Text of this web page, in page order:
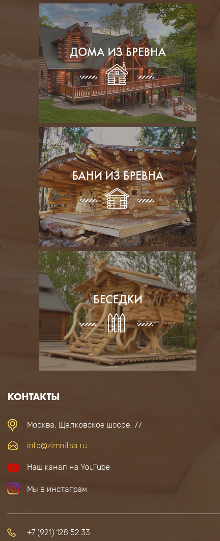
ДОМА ИЗ БРЕВНА
БАНИ ИЗ БРЕВНА
БЕСЕДКИ
КОНТАКТЫ
Москва, Щелковское шоссе, 77
info@zimnitsa.ru
Наш канал на YouTube
Мы в инстаграм
+7 (921) 128 52 33